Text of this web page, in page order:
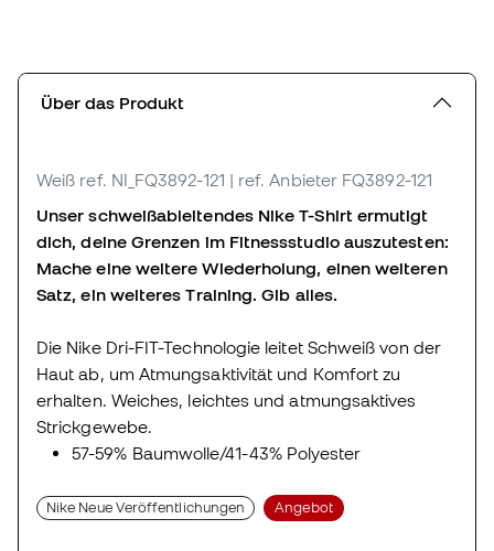
Über das Produkt
Weiß ref. NI_FQ3892-121 | ref. Anbieter FQ3892-121
Unser schweißableitendes Nike T-Shirt ermutigt
dich, deine Grenzen im Fitnessstudio auszutesten:
Mache eine weitere Wiederholung, einen weiteren
Satz, ein weiteres Training. Gib alles.
Die Nike Dri-FIT-Technologie leitet Schweiß von der
Haut ab, um Atmungsaktivität und Komfort zu
erhalten. Weiches, leichtes und atmungsaktives
Strickgewebe.
57-59% Baumwolle/41-43% Polyester
Nike Neue Veröffentlichungen Angebot